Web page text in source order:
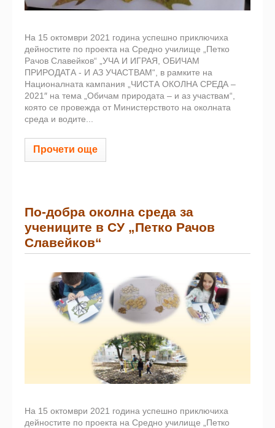
На 15 октомври 2021 година успешно приключиха
дейностите по проекта на Средно училище „Петко
Рачов Славейков“ „УЧА И ИГРАЯ, ОБИЧАМ
ПРИРОДАТА - И АЗ УЧАСТВАМ“, в рамките на
Националната кампания „ЧИСТА ОКОЛНА СРЕДА –
2021″ на тема „Обичам природата – и аз участвам“,
която се провежда от Министерството на околната
среда и водите...
Прочети още
По-добра околна среда за
учениците в СУ „Петко Рачов
Славейков“
На 15 октомври 2021 година успешно приключиха
дейностите по проекта на Средно училище „Петко